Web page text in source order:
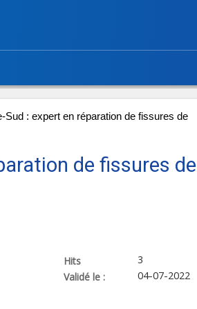
Sud : expert en réparation de fissures de
de fissures de
Hits
3
Validé le :
04-07-2022